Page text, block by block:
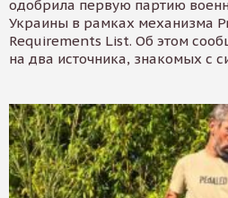
одобрила первую партию
Украины в рамках механизма
Requirements List. Об этом
на два источника, знакомых с